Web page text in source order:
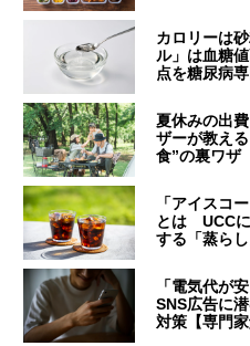
カロリーは
ル」は血糖
点を糖尿病
夏休みの出
ザーが教え
食”の裏ワザ
「アイスコ
とは UCCに
する「蒸ら
「電気代が
SNS広告に
対策【専門家